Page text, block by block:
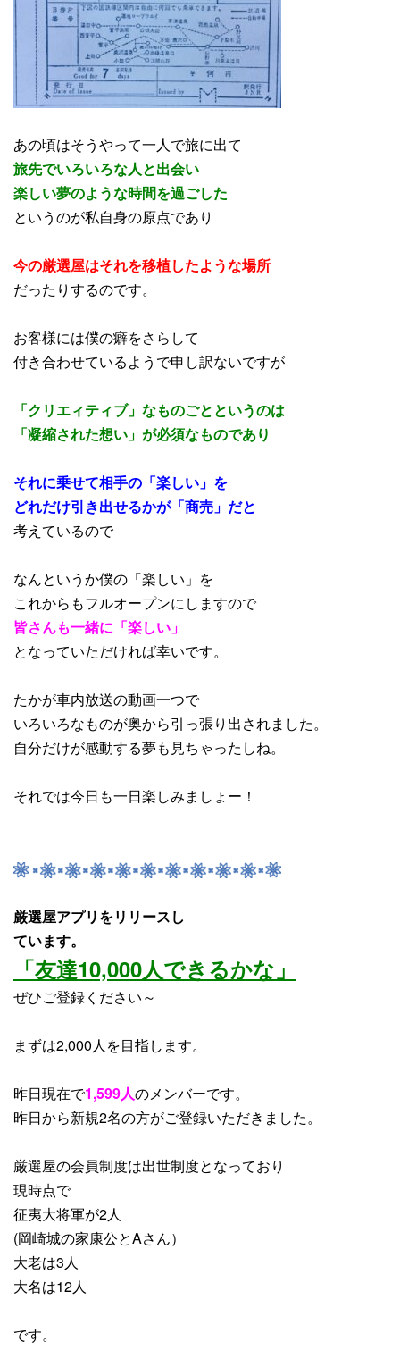
あの頃はそうやって一人で旅に出て
旅先でいろいろな人と出会い
楽しい夢のような時間を過ごした
というのが私自身の原点であり
今の厳選屋はそれを移植したような場所
だったりするのです。
お客様には僕の癖をさらして
付き合わせているようで申し訳ないですが
「クリエィティブ」なものごとというのは
「凝縮された想い」が必須なものであり
それに乗せて相手の「楽しい」を
どれだけ引き出せるかが「商売」だと
考えているので
なんというか僕の「楽しい」を
これからもフルオープンにしますので
皆さんも一緒に「楽しい」
となっていただければ幸いです。
たかが車内放送の動画一つで
いろいろなものが奥から引っ張り出されました。
自分だけが感動する夢も見ちゃったしね。
それでは今日も一日楽しみましょー！
厳選屋アプリをリリースし
ています。
「友達10,000人できるかな」
ぜひご登録ください～
まずは2,000人を目指します。
昨日現在で1,599人のメンバーです。
昨日から新規2名の方がご登録いただきました。
厳選屋の会員制度は出世制度となっており
現時点で
征夷大将軍が2人
(岡崎城の家康公とAさん）
大老は3人
大名は12人
です。